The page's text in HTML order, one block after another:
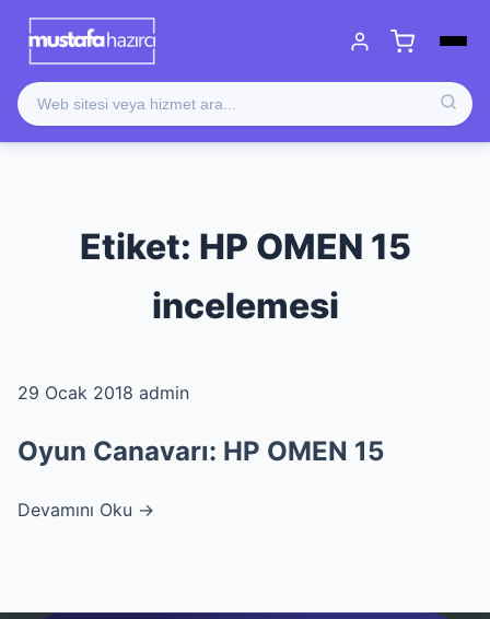
Etiket: HP OMEN 15
incelemesi
29 Ocak 2018 admin
Oyun Canavarı: HP OMEN 15
Devamını Oku →